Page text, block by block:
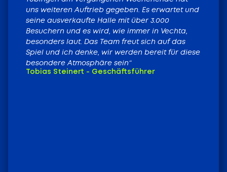
uns weiteren Auftrieb gegeben. Es erwartet und
seine ausverkaufte Halle mit über 3.000
Besuchern und es wird, wie immer in Vechta,
besonders laut. Das Team freut sich auf das
Spiel und ich denke, wir werden bereit für diese
besondere Atmosphäre sein“
Tobias Steinert - Geschäftsführer